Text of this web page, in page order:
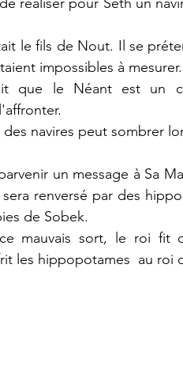
le fils de Nout. Il se
impossibles à mesurer.
que le Néant est un
navires peut sombrer
un message à Sa
renversé par des
de Sobek.
mauvais sort, le roi fit
les hippopotames  au roi